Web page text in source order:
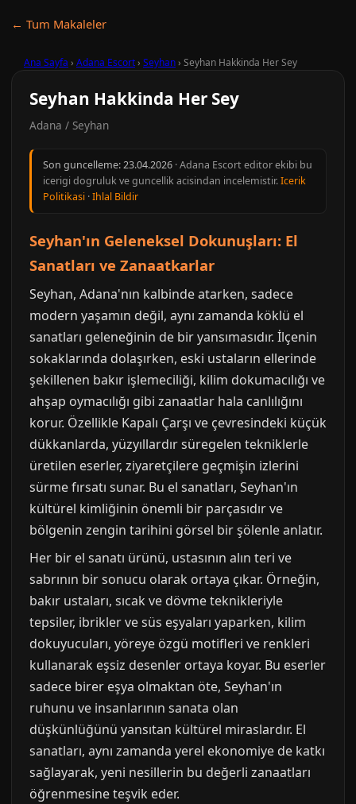
← Tum Makaleler
Ana Sayfa › Adana Escort› Seyhan› Seyhan Hakkinda Her Sey
Seyhan Hakkinda Her Sey
Adana / Seyhan
Son guncelleme:23.04.2026 · Adana Escort editor ekibi bu
icerigi dogruluk ve guncellik acisindan incelemistir.Icerik
Politikasi ·Ihlal Bildir
Seyhan'ın Geleneksel Dokunuşları: El
Sanatları ve Zanaatkarlar
Seyhan, Adana'nın kalbinde atarken, sadece
modern yaşamın değil, aynı zamanda köklü el
sanatları geleneğinin de bir yansımasıdır. İlçenin
sokaklarında dolaşırken, eski ustaların ellerinde
şekillenen bakır işlemeciliği, kilim dokumacılığı ve
ahşap oymacılığı gibi zanaatlar hala canlılığını
korur. Özellikle Kapalı Çarşı ve çevresindeki küçük
dükkanlarda, yüzyıllardır süregelen tekniklerle
üretilen eserler, ziyaretçilere geçmişin izlerini
sürme fırsatı sunar. Bu el sanatları, Seyhan'ın
kültürel kimliğinin önemli bir parçasıdır ve
bölgenin zengin tarihini görsel bir şölenle anlatır.
Her bir el sanatı ürünü, ustasının alın teri ve
sabrının bir sonucu olarak ortaya çıkar. Örneğin,
bakır ustaları, sıcak ve dövme teknikleriyle
tepsiler, ibrikler ve süs eşyaları yaparken, kilim
dokuyucuları, yöreye özgü motifleri ve renkleri
kullanarak eşsiz desenler ortaya koyar. Bu eserler
sadece birer eşya olmaktan öte, Seyhan'ın
ruhunu ve insanlarının sanata olan
düşkünlüğünü yansıtan kültürel miraslardır. El
sanatları, aynı zamanda yerel ekonomiye de katkı
sağlayarak, yeni nesillerin bu değerli zanaatları
öğrenmesine teşvik eder.